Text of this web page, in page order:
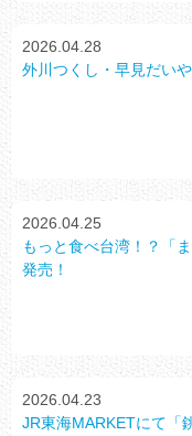
2026.04.28
外川つくし・早見だい
2026.04.25
もっと食べ台湾！？「
発売！
2026.04.23
JR東海MARKETにて「